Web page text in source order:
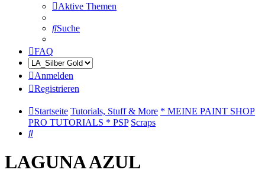
Aktive Themen
Suche
FAQ
Anmelden
Registrieren
Startseite Tutorials, Stuff & More * MEINE PAINT SHOP
PRO TUTORIALS * PSP Scraps
Suche
LAGUNA AZUL